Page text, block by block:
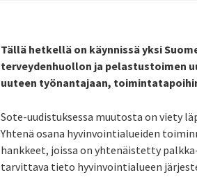
Tällä hetkellä on käynnissä yksi
terveydenhuollon ja pelastustoimen
uuteen työnantajaan,
Sote-uudistuksessa muutosta on viety
Yhtenäosana hyvinvointialueiden
hankkeet, joissa on yhtenäistetty palkka
tarvittava tieto hyvinvointialueen